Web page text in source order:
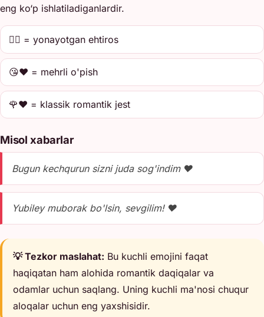
eng ko‘p ishlatiladiganlardir.
❤️‍🔥 = yonayotgan ehtiros
😘❤️ = mehrli o'pish
🌹❤️ = klassik romantik jest
Misol xabarlar
Bugun kechqurun sizni juda sog'indim ❤️
Yubiley muborak bo'lsin, sevgilim! ❤️
💡 Tezkor maslahat: Bu kuchli emojini faqat
haqiqatan ham alohida romantik daqiqalar va
odamlar uchun saqlang. Uning kuchli ma'nosi chuqur
aloqalar uchun eng yaxshisidir.